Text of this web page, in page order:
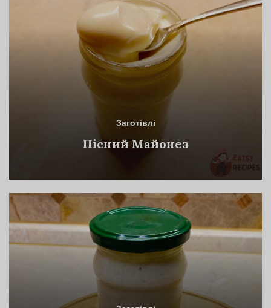
Заготівлі
Пісний Майонез